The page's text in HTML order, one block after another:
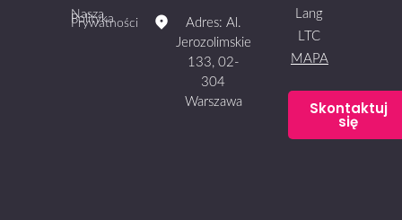
Nasza
Polityka
Prywatności
Adres: Al.
Jerozolimskie
133, 02-
304
Warszawa
Lang
LTC
MAPA
Skontaktuj
się